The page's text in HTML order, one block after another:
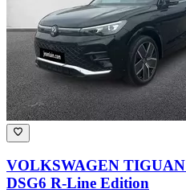
VOLKSWAGEN TIGUAN
DSG6 R-Line Edition